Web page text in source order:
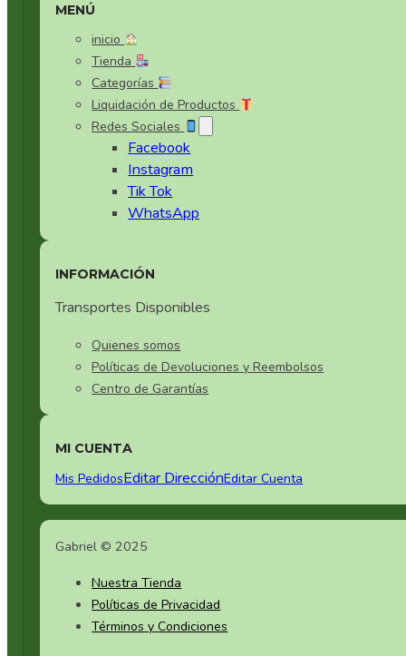
Vajilla de Porcelana Vitrea
Vajilla para Aperitivos
Vajillas de Cristal
Vajillas para Postres
MENÚ
inicio
Tienda
Categorías
Liquidación de Productos
Redes Sociales
Facebook
Instagram
Tik Tok
WhatsApp
INFORMACIÓN
Transportes Disponibles
Quienes somos
Políticas de Devoluciones y Reembolsos
Centro de Garantías
MI CUENTA
Mis PedidosEditar DirecciónEditar Cuenta
Gabriel © 2025
Nuestra Tienda
Políticas de Privacidad
Términos y Condiciones